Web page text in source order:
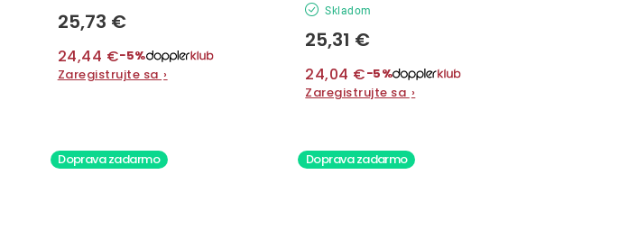
25,73 €
24,44 €−5%
Zaregistrujte sa ›
Skladom
25,31 €
24,04 €−5%
Zaregistrujte sa ›
Doprava zadarmo Doprava zadarmo